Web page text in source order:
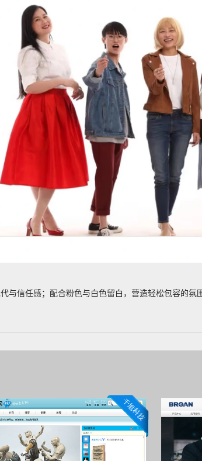
与信任感；配合粉色与白色留白，营造轻松包容的氛